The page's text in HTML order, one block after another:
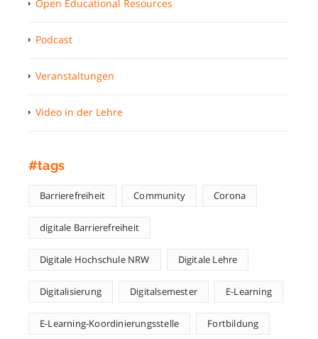
Open Educational Resources
Podcast
Veranstaltungen
Video in der Lehre
#tags
Barrierefreiheit Community Corona
digitale Barrierefreiheit
Digitale Hochschule NRW Digitale Lehre
Digitalisierung Digitalsemester E-Learning
E-Learning-Koordinierungsstelle Fortbildung